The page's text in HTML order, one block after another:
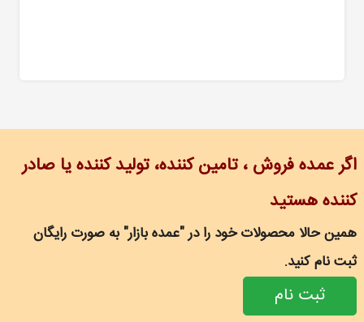
اگر عمده فروش ، تامین کننده، تولید کننده یا صادر
کننده هستید
همین حالا محصولات خود را در "عمده بازار" به صورت رایگان
ثبت نام کنید.
ثبت نام